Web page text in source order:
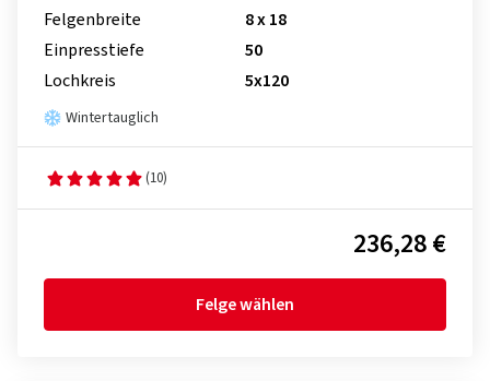
Felgenbreite
8 x 18
Einpresstiefe
50
Lochkreis
5x120
Wintertauglich
(10)
236,28 €
Felge wählen